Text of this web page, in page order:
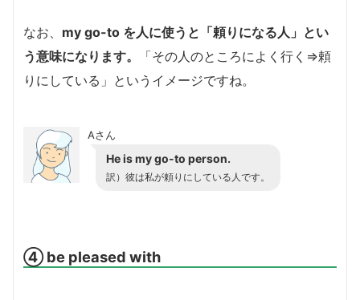
なお、 my go-to を人に使うと「頼りになる人」とい
う意味になります。
「その人のところによく行く⇒頼
りにしている」というイメージですね。
Aさん
He is my go-to person.
訳）彼は私が頼りにしている人です。
④ be pleased with